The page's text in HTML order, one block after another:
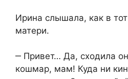
Ирина слышала, как в
матери.
‒ Привет… Да, сходила
кошмар, мам! Куда ни